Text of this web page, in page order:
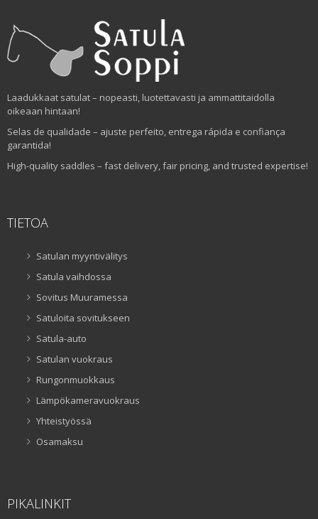
Laadukkaat satulat – nopeasti, luotettavasti ja ammattitaidolla
oikeaan hintaan!
Selas de qualidade – ajuste perfeito, entrega rápida e confiança
garantida!
High-quality saddles – fast delivery, fair pricing, and trusted expertise!
TIETOA
Satulan myyntivälitys
Satula vaihdossa
Sovitus Muuramessa
Satuloita sovitukseen
Satula-auto
Satulan vuokraus
Rungonmuokkaus
Lämpökameravuokraus
Yhteistyössä
Osamaksu
PIKALINKIT